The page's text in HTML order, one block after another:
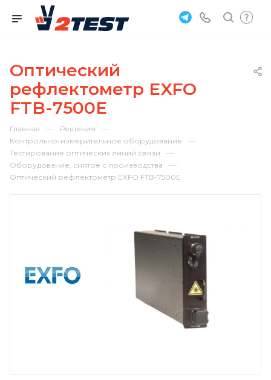
Оптический
рефлектометр EXFO
FTB-7500E
Главная — Решения —
Контрольно-измерительное оборудование —
Тестирование оптических линий связи —
Оборудование, снятое с производства —
Оптический рефлектометр EXFO FTB-7500E